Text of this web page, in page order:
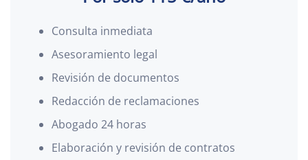
Consulta inmediata
Asesoramiento legal
Revisión de documentos
Redacción de reclamaciones
Abogado 24 horas
Elaboración y revisión de contratos